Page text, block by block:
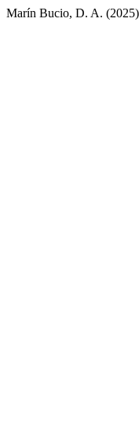
Marín Bucio, D. A.